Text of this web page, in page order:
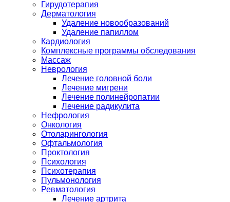
Гирудотерапия
Дерматология
Удаление новообразований
Удаление папиллом
Кардиология
Комплексные программы обследования
Массаж
Неврология
Лечение головной боли
Лечение мигрени
Лечение полинейропатии
Лечение радикулита
Нефрология
Онкология
Отоларингология
Офтальмология
Проктология
Психология
Психотерапия
Пульмонология
Ревматология
Лечение артрита